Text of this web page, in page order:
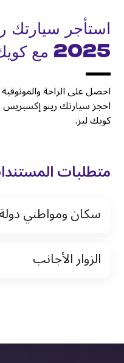
استأجر سيارتك
2025 مع كويك ليز
احصل على الراحة
كويك ليز.
متطلبات
سكان ومواطني
نسخة من تأشيرة الاقامة
الزوار الأجانب